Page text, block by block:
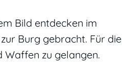
Bild entdecken im
Burg gebracht. Für die
Waffen zu gelangen.